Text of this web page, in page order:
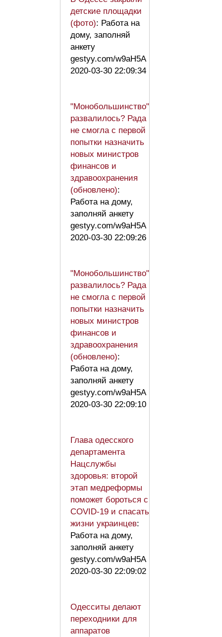
детские площадки
(фото): Работа на
дому, заполняй
анкету
gestyy.com/w9aH5A
2020-03-30 22:09:34
"Монобольшинство"
развалилось? Рада
не смогла с первой
попытки назначить
новых министров
финансов и
здравоохранения
(обновлено):
Работа на дому,
заполняй анкету
gestyy.com/w9aH5A
2020-03-30 22:09:26
"Монобольшинство"
развалилось? Рада
не смогла с первой
попытки назначить
новых министров
финансов и
здравоохранения
(обновлено):
Работа на дому,
заполняй анкету
gestyy.com/w9aH5A
2020-03-30 22:09:10
Глава одесского
департамента
Нацслужбы
здоровья: второй
этап медреформы
поможет бороться с
COVID-19 и спасать
жизни украинцев:
Работа на дому,
заполняй анкету
gestyy.com/w9aH5A
2020-03-30 22:09:02
Одесситы делают
переходники для
аппаратов